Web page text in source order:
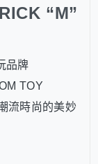
“M”
品牌
TOY
流時尚的美妙